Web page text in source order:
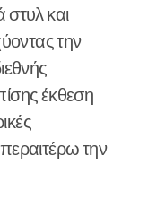
στυλ και
την
έκθεση
την